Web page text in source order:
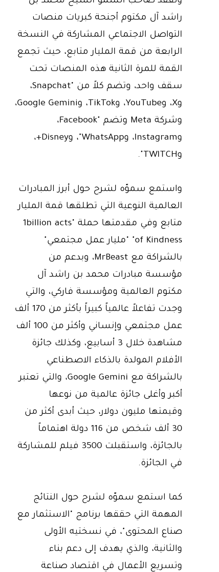
راشد آل مكتوم أجنحة كبريات منصات
التواصل الاجتماعي المشاركة في النسخة
الرابعة من قمة المليار متابع، حيث تجمع
القمة للمرة الثانية هذه المنصات تحت
سقف واحد، وتضم كلاً من "Snapchat،
وX، وYouTube، وTikTok، وGoogle Gemini،
وشركة Meta وتضم "Facebook،
وInstagram، وWhatsApp"، وDisney+،
وTWITCH".
واستمع سموّه لشرح حول أبرز المبادرات
العالمية النوعية التي تطلقها قمة المليار
متابع وفي مقدمتها حملة "1billion acts
of Kindness" "مليار عمل مجتمعي"
بالشراكة مع MrBeast، وبدعم من
مؤسسة مبادرات محمد بن راشد آل
مكتوم العالمية ومؤسسة فاركي، والتي
وجدت تفاعلاً عالمياً كبيراً بأكثر من 170 ألف
عمل مجتمعي وإنساني وأكثر من 100 ألف
مشاهدة خلال 3 أسابيع، وكذلك جائزة
الأفلام المولدة بالذكاء الاصطناعي
بالشراكة مع Google Gemini، والتي تعتبر
أكبر وأغلى جائزة عالمية من نوعها
وقيمتها مليون دولار، حيث أبدى أكثر من
30 ألف شخص من 116 دولة اهتماماً
بالجائزة، واستقبلت 3500 فيلم للمشاركة
في الجائزة.
كما استمع سموّه لشرح حول النتائج
المهمة التي حققها برنامج "الاستثمار مع
صناع المحتوى"، في نسختيه الأولى
والثانية، والذي يهدف إلى دعم بناء
وتسريع الأعمال في اقتصاد صناعة